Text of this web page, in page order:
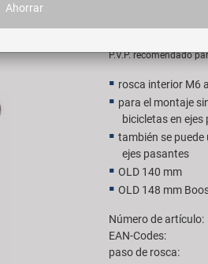
44,90
P.V.P. recomendado
rosca interior M6
para el montaje
bicicletas en
también se
ejes pasantes
OLD 140 mm
OLD 148 mm
Número de artículo:
EAN-Codes:
paso de rosca:
Ahorrar